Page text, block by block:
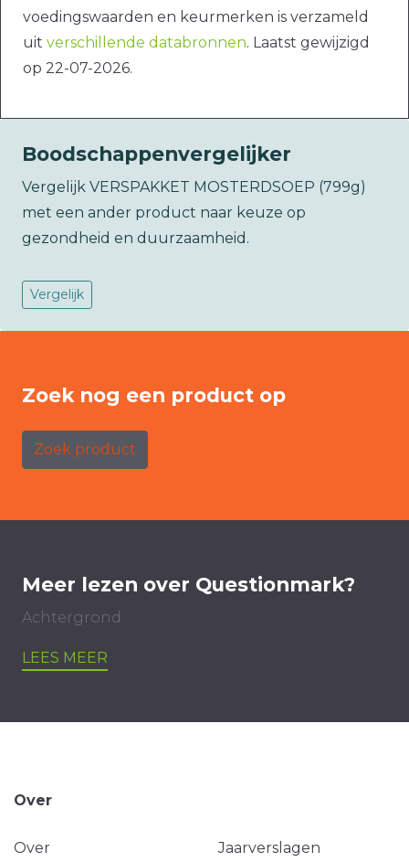
voedingswaarden en keurmerken is verzameld
uit verschillende databronnen. Laatst gewijzigd
op 22-07-2026.
Boodschappenvergelijker
Vergelijk VERSPAKKET MOSTERDSOEP (799g)
met een ander product naar keuze op
gezondheid en duurzaamheid.
Vergelijk
Zoek nog een product op
Zoek product
Meer lezen over Questionmark?
Achtergrond
LEES MEER
Over
Over Jaarverslagen